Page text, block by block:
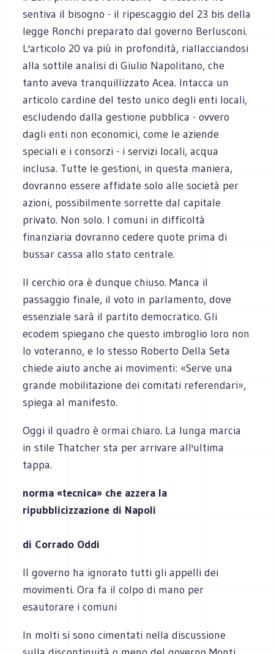
sentiva il bisogno - il ripescaggio del 23 bis della
legge Ronchi preparato dal governo Berlusconi.
L'articolo 20 va più in profondità, riallacciandosi
alla sottile analisi di Giulio Napolitano, che
tanto aveva tranquillizzato Acea. Intacca un
articolo cardine del testo unico degli enti locali,
escludendo dalla gestione pubblica - ovvero
dagli enti non economici, come le aziende
speciali e i consorzi - i servizi locali, acqua
inclusa. Tutte le gestioni, in questa maniera,
dovranno essere affidate solo alle società per
azioni, possibilmente sorrette dal capitale
privato. Non solo. I comuni in difficoltà
finanziaria dovranno cedere quote prima di
bussar cassa allo stato centrale.
Il cerchio ora è dunque chiuso. Manca il
passaggio finale, il voto in parlamento, dove
essenziale sarà il partito democratico. Gli
ecodem spiegano che questo imbroglio loro non
lo voteranno, e lo stesso Roberto Della Seta
chiede aiuto anche ai movimenti: «Serve una
grande mobilitazione dei comitati referendari»,
spiega al manifesto.
Oggi il quadro è ormai chiaro. La lunga marcia
in stile Thatcher sta per arrivare all'ultima
tappa.
norma «tecnica» che azzera la
ripubblicizzazione di Napoli
di Corrado Oddi
Il governo ha ignorato tutti gli appelli dei
movimenti. Ora fa il colpo di mano per
esautorare i comuni
In molti si sono cimentati nella discussione